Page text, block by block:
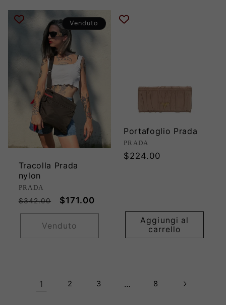
Venduto
Tracolla Prada
nylon
Produttore:
PRADA
Prezzo
di
listino
$342.00
Prezzo
scontato
$171.00
Venduto
Portafoglio Prada
Produttore:
PRADA
Prezzo
$224.00
Aggiungi al
carrello
1 2 3 … 8